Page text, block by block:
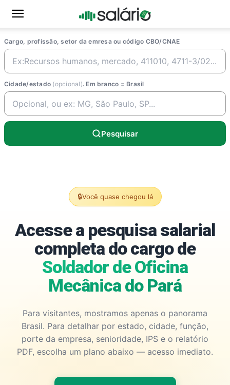
Cargo, profissão, setor da emresa ou código CBO/CNAE
Cidade/estado (opcional). Em branco = Brasil
Pesquisar
🔒Você quase chegou lá
Acesse a pesquisa salarial
completa do cargo de
Soldador de Oficina
Mecânica do Pará
Para visitantes, mostramos apenas o panorama
Brasil. Para detalhar por estado, cidade, função,
porte da empresa, senioridade, IPS e o relatório
PDF, escolha um plano abaixo — acesso imediato.